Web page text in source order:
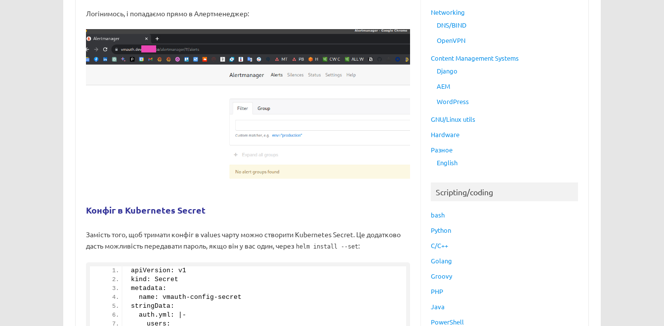
Логінимось, і попадаємо прямо в Алертменеджер:
Конфіг в Kubernetes Secret
Замість того, щоб тримати конфіг в values чарту можно створити Kubernetes Secret. Це додатково
дасть можливість передавати пароль, якщо він у вас один, через helm install --set:
apiVersion: v1
kind: Secret
metadata:
  name: vmauth-config-secret
stringData:
  auth.
yml : |-
    users:
Networking
DNS/BIND
OpenVPN
Content Management Systems
Django
AEM
WordPress
GNU/Linux utils
Hardware
Разное
English
Scripting/coding
bash
Python
C/C++
Golang
Groovy
PHP
Java
PowerShell